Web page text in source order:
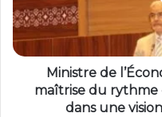
Ministre de
maîtrise du rythme
dans une